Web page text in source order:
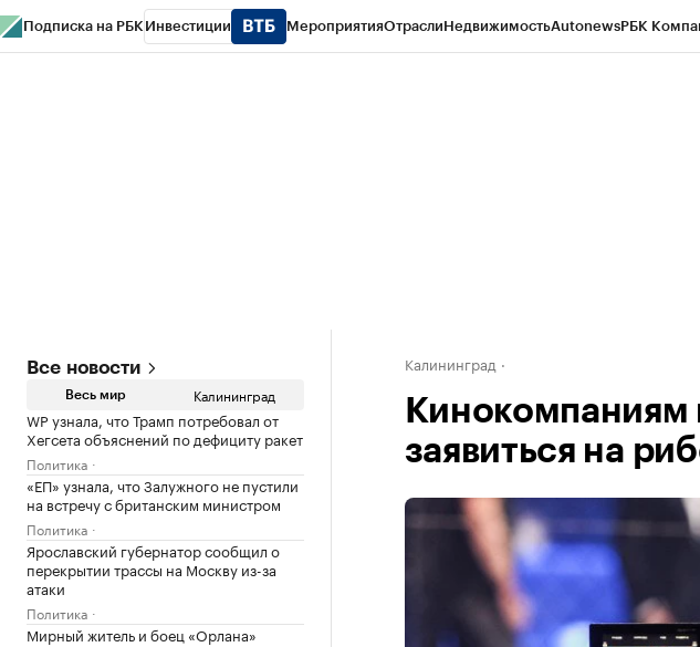
Подписка на РБК Инвестиции МероприятияОтраслиНедвижимостьAutonewsРБК
Все новости
Весь мир Калининград
WP узнала, что Трамп потребовал от
Хегсета объяснений по дефициту ракет
Политика
«ЕП» узнала, что Залужного не пустили
на встречу с британским министром
Политика
Ярославский губернатор сообщил о
перекрытии трассы на Москву из-за
атаки
Политика
Мирный житель и боец «Орлана»
Калининград
Кинокомпаниям
заявиться на